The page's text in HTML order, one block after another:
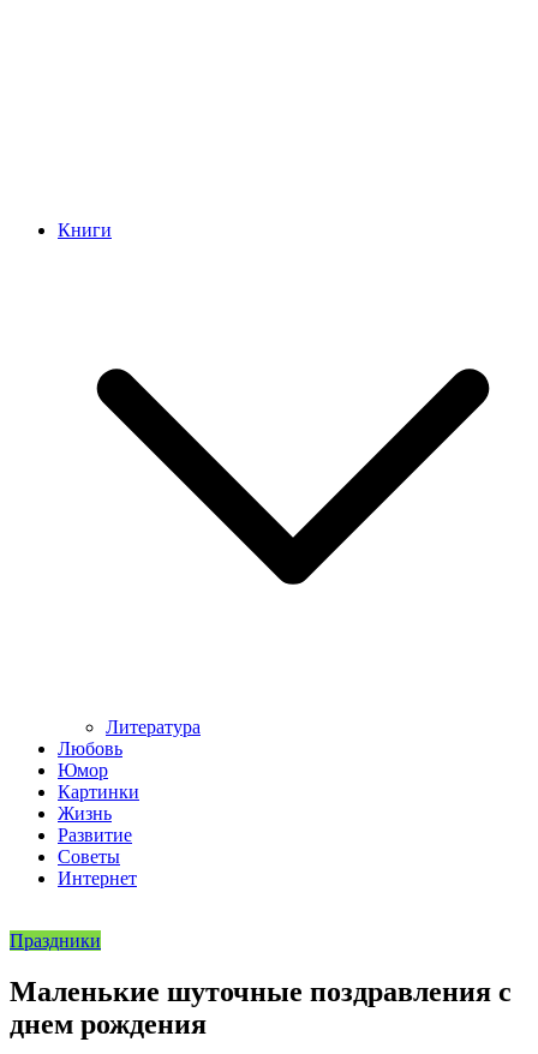
Книги
Литература
Любовь
Юмор
Картинки
Жизнь
Развитие
Советы
Интернет
Праздники
Маленькие шуточные поздравления с
днем рождения